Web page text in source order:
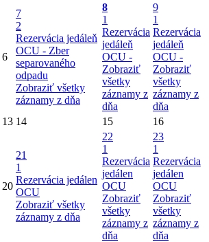
6
7
2
Rezervácia jedáleň
OCU - Zber
separovaného
odpadu
Zobraziť všetky
záznamy z dňa
8
1
Rezervácia
jedáleň
OCU -
Zobraziť
všetky
záznamy z
dňa
9
1
Rezervácia
jedáleň
OCU -
Zobraziť
všetky
záznamy z
dňa
13 14 15 16
20
21
1
Rezervácia jedálen
OCU
Zobraziť všetky
záznamy z dňa
22
1
Rezervácia
jedálen
OCU
Zobraziť
všetky
záznamy z
dňa
23
1
Rezervácia
jedálen
OCU
Zobraziť
všetky
záznamy z
dňa